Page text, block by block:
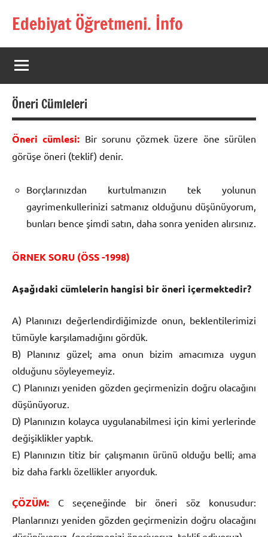
Edebiyat Öğretmeni. İnfo
Türkçe,
Türk
Dili
ve
Öğretmenlerinin
Kaynak
Sitesi
Öneri Cümleleri
Öneri cümlesi: Bir sorunu çözmek üzere öne sürülen
görüşe öneri (teklif) denir.
Borçlarınızdan kurtulmanızın tek yolunun
gayrimenkullerinizi satmanız olduğunu düşünüyorum,
bunları bence şimdi satın, daha sonra yeniden alırsınız.
ÖRNEK SORU (ÖSS -1998)
Aşağıdaki cümlelerin hangisi bir öneri içermektedir?
A) Planınızı değerlendirdiğimizde onun, beklentilerimizi
tümüyle karşılamadığını gördük.
B) Planınız güzel; ama onun bizim amacımıza uygun
olduğunu söyleyemeyiz.
C) Planınızı yeniden gözden geçirmenizin doğru olacağını
düşünüyoruz.
D) Planınızın kolayca uygulanabilmesi için kimi yerlerinde
değişiklikler yaptık.
E) Planınızın titiz bir çalışmanın ürünü olduğu belli; ama
biz daha farklı özellikler arıyorduk.
ÇÖZÜM:
C seçeneğinde bir öneri söz konusudur:
Planlarınızı yeniden gözden geçirmenizin doğru olacağını